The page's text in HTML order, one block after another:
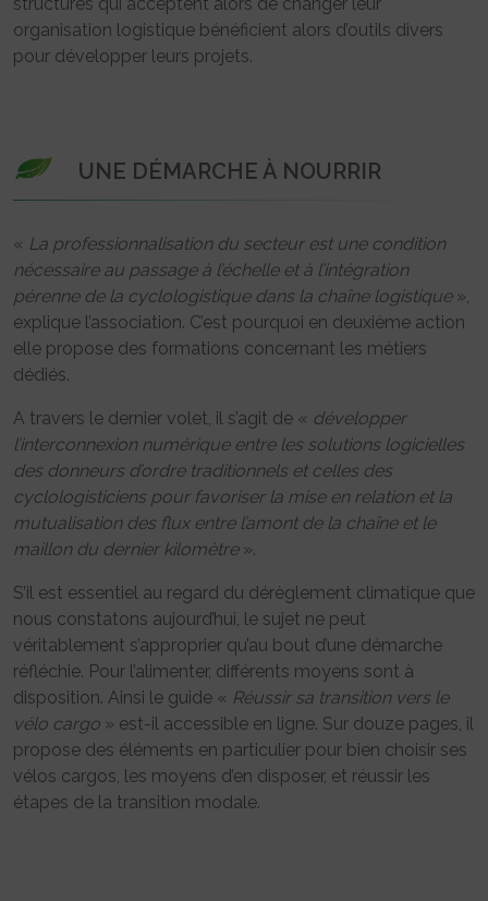
structures qui acceptent alors de changer leur
organisation logistique bénéficient alors d’outils divers
pour développer leurs projets.
UNE DÉMARCHE À NOURRIR
« La professionnalisation du secteur est une condition
nécessaire au passage à l’échelle et à l’intégration
pérenne de la cyclologistique dans la chaîne logistique»,
explique l’association. C’est pourquoi en deuxième action
elle propose des formations concernant les métiers
dédiés.
A travers le dernier volet, il s’agit de « développer
l’interconnexion numérique entre les solutions logicielles
des donneurs d’ordre traditionnels et celles des
cyclologisticiens pour favoriser la mise en relation et la
mutualisation des flux entre l’amont de la chaîne et le
maillon du dernier kilomètre».
S’il est essentiel au regard du dérèglement climatique que
nous constatons aujourd’hui, le sujet ne peut
véritablement s’approprier qu’au bout d’une démarche
réfléchie. Pour l’alimenter, différents moyens sont à
disposition. Ainsi le guide « Réussir sa transition vers le
vélo cargo » est-il accessible en ligne. Sur douze pages, il
propose des éléments en particulier pour bien choisir ses
vélos cargos, les moyens d’en disposer, et réussir les
étapes de la transition modale.